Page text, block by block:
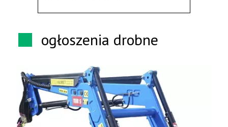
ogłoszenia drobne